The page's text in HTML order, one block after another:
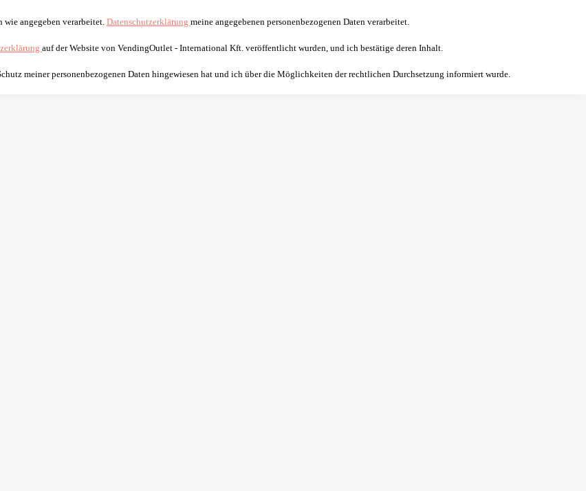
angegeben verarbeitet. Datenschutzerklärung meine angegebenen personenbezogenen Daten verarbeitet.
auf der Website von VendingOutlet - International Kft. veröffentlicht wurden, und ich bestätige deren Inhalt.
meiner personenbezogenen Daten hingewiesen hat und ich über die Möglichkeiten der rechtlichen Durchsetzung informiert wurde.